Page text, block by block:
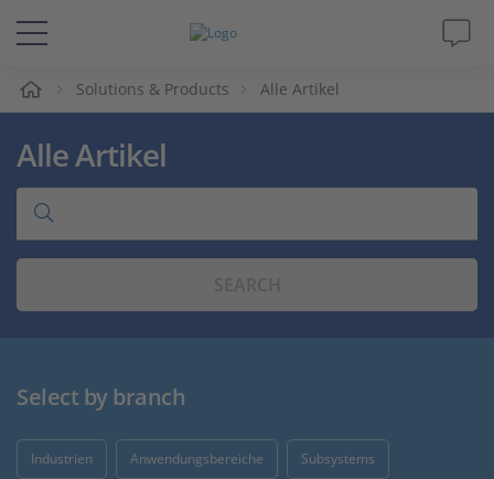
Lösungen & Produkte
Support
Videos
Karriere
Solutions & Products Alle Artikel
Alle Artikel
Select by branch
Industrien Anwendungsbereiche Subsystems